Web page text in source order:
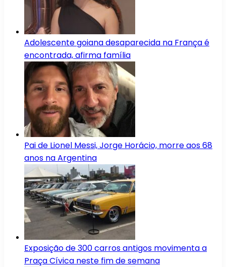
Adolescente goiana desaparecida na França é
encontrada, afirma família
Pai de Lionel Messi, Jorge Horácio, morre aos 68
anos na Argentina
Exposição de 300 carros antigos movimenta a
Praça Cívica neste fim de semana